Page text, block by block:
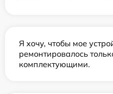
Я хочу, чтобы мое
ремонтировалось
комплектующими.